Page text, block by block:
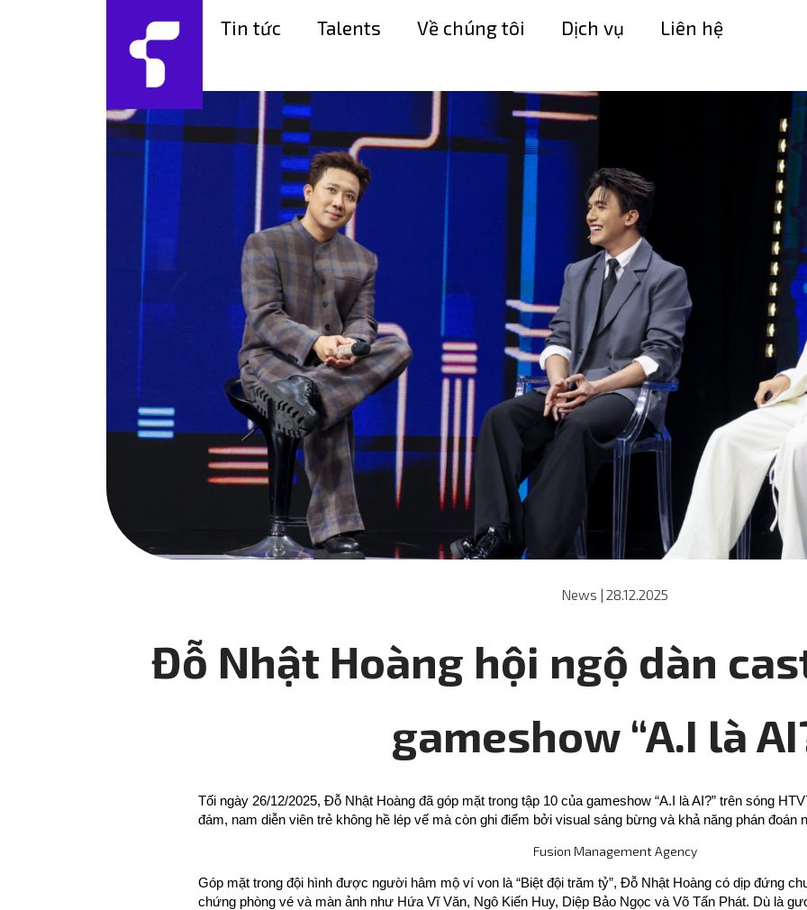
Tin tức Talents Về chúng tôi Dịch vụ Liên hệ
News |28.12.2025
Đỗ Nhật Hoàng hội ngộ dàn
gameshow “A.I là
Tối ngày 26/12/2025, Đỗ Nhật Hoàng đã góp mặt trong tập 10 của gameshow “A.I là AI?” trên sóng
đám, nam diễn viên trẻ không hề lép vế mà còn ghi điểm bởi visual sáng bừng và khả năng phán đoán
Góp mặt trong đội hình được người hâm mộ ví von là “Biệt đội trăm tỷ”, Đỗ Nhật Hoàng có dịp đứng
chứng phòng vé và màn ảnh như Hứa Vĩ Văn, Ngô Kiến Huy, Diệp Bảo Ngọc và Võ Tấn Phát. Dù là